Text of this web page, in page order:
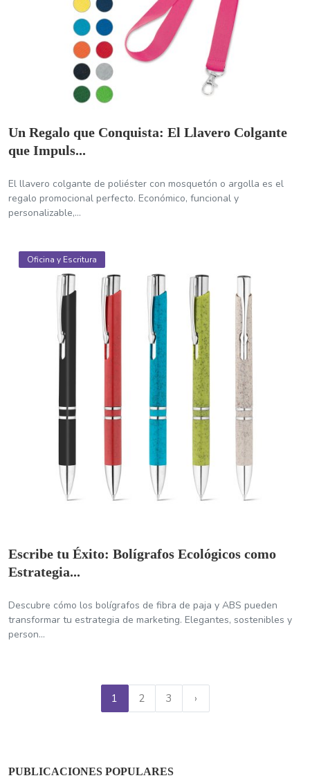
Un Regalo que Conquista: El Llavero Colgante
que Impuls...
El llavero colgante de poliéster con mosquetón o argolla es el
regalo promocional perfecto. Económico, funcional y
personalizable,...
Oficina y Escritura
Escribe tu Éxito: Bolígrafos Ecológicos como
Estrategia...
Descubre cómo los bolígrafos de fibra de paja y ABS pueden
transformar tu estrategia de marketing. Elegantes, sostenibles y
person...
1 2 3 ›
PUBLICACIONES POPULARES